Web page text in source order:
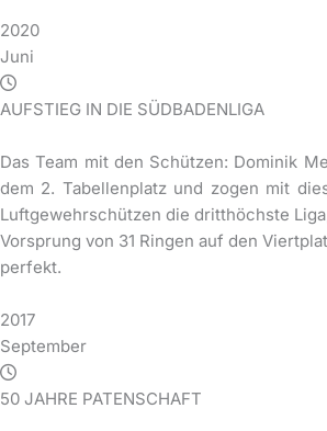
2020
Juni
AUFSTIEG IN DIE SÜDBADENLIGA
Das Team mit den Schützen: Dominik
dem 2. Tabellenplatz und zogen mit
Luftgewehrschützen die dritthöchste
Vorsprung von 31 Ringen auf den
perfekt.
2017
September
50 JAHRE PATENSCHAFT